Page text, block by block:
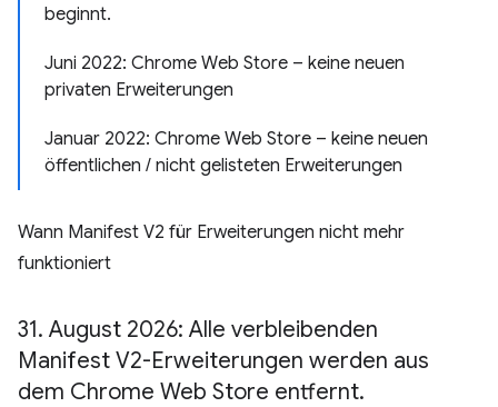
beginnt.
Juni 2022: Chrome Web Store – keine neuen
privaten Erweiterungen
Januar 2022: Chrome Web Store – keine neuen
öffentlichen / nicht gelisteten Erweiterungen
Wann Manifest V2 für Erweiterungen nicht mehr
funktioniert
31. August 2026: Alle verbleibenden
Manifest V2-Erweiterungen werden aus
dem Chrome Web Store entfernt.